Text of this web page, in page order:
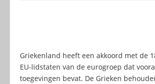
Griekenland heeft een akkoord met de
EU-lidstaten van de eurogroep dat
toegevingen bevat. De Grieken